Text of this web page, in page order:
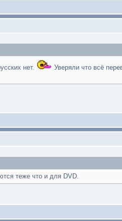
нет.
Уверяли что всё
теже что и для DVD.